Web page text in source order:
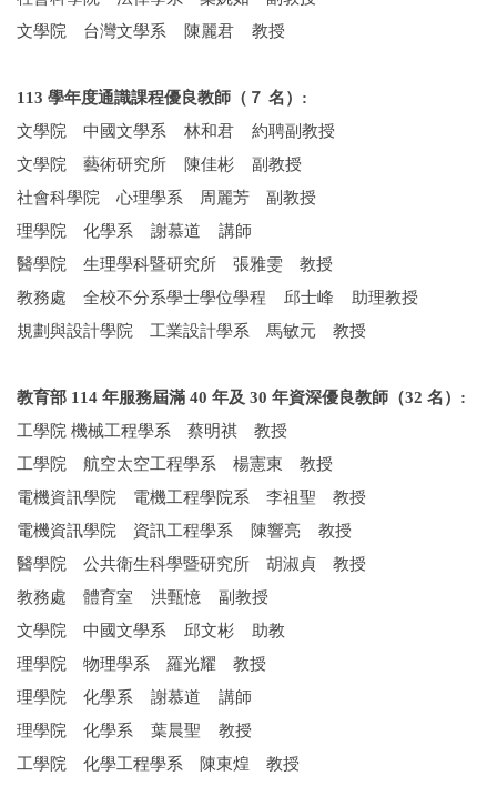
文學院 台灣文學系 陳麗君 教授
113 學年度通識課程優良教師（７ 名）:
文學院 中國文學系 林和君 約聘副教授
文學院 藝術研究所 陳佳彬 副教授
社會科學院 心理學系 周麗芳 副教授
理學院 化學系 謝慕道 講師
醫學院 生理學科暨研究所 張雅雯 教授
教務處 全校不分系學士學位學程 邱士峰 助理教授
規劃與設計學院 工業設計學系 馬敏元 教授
教育部 114 年服務屆滿 40 年及 30 年資深優良教師（32 名）:
工學院 機械工程學系 蔡明祺 教授
工學院 航空太空工程學系 楊憲東 教授
電機資訊學院 電機工程學院系 李祖聖 教授
電機資訊學院 資訊工程學系 陳響亮 教授
醫學院 公共衛生科學暨研究所 胡淑貞 教授
教務處 體育室 洪甄憶 副教授
文學院 中國文學系 邱文彬 助教
理學院 物理學系 羅光耀 教授
理學院 化學系 謝慕道 講師
理學院 化學系 葉晨聖 教授
工學院 化學工程學系 陳東煌 教授